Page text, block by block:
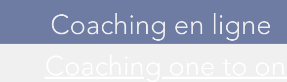
Coaching en ligne